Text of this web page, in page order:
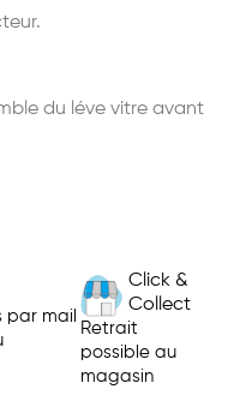
du léve vitre avant
par mail
Click &
Collect
Retrait
possible au
magasin